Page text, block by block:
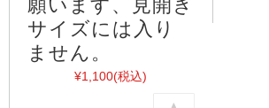
願います、見開き
サイズには入り
ません。
¥1,100(税込)